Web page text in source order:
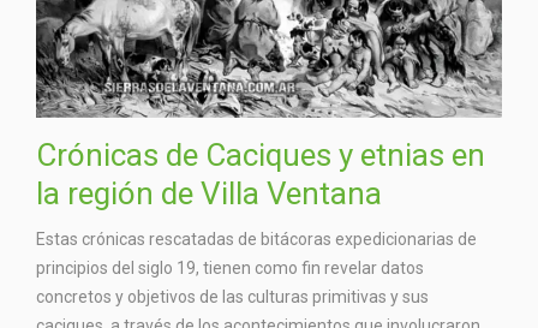
Crónicas de Caciques y etnias en
la región de Villa Ventana
Estas crónicas rescatadas de bitácoras expedicionarias de
principios del siglo 19, tienen como fin revelar datos
concretos y objetivos de las culturas primitivas y sus